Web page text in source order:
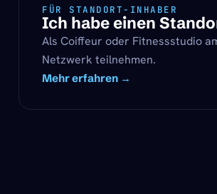
FÜR STANDORT-INHABER
Ich habe einen
Als Coiffeur oder Fitnessstudio
Netzwerk teilnehmen.
Mehr erfahren →